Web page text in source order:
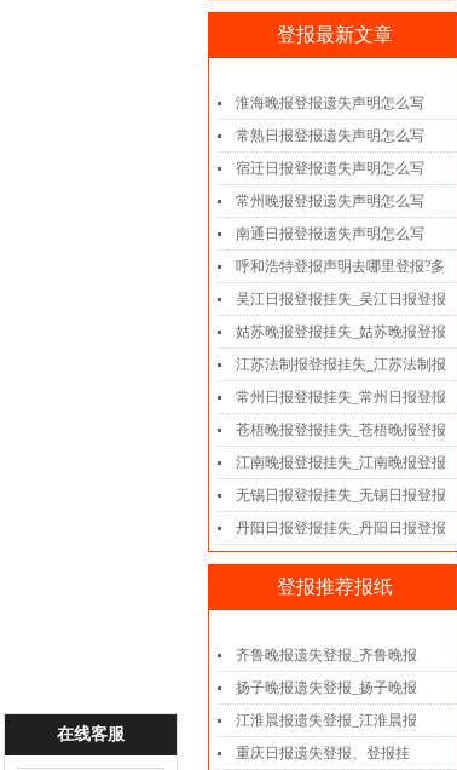
登报最新文章
淮海晚报登报遗失声明怎么写
常熟日报登报遗失声明怎么写
宿迁日报登报遗失声明怎么写
常州晚报登报遗失声明怎么写
南通日报登报遗失声明怎么写
呼和浩特登报声明去哪里登报?多
吴江日报登报挂失_吴江日报登报
姑苏晚报登报挂失_姑苏晚报登报
江苏法制报登报挂失_江苏法制报
常州日报登报挂失_常州日报登报
苍梧晚报登报挂失_苍梧晚报登报
江南晚报登报挂失_江南晚报登报
无锡日报登报挂失_无锡日报登报
丹阳日报登报挂失_丹阳日报登报
登报推荐报纸
齐鲁晚报遗失登报_齐鲁晚报
扬子晚报遗失登报_扬子晚报
江淮晨报遗失登报_江淮晨报
重庆日报遗失登报、登报挂
在线客服